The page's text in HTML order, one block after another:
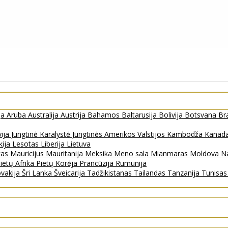
Aruba Australija Austrija Bahamos Baltarusija Bolivija Botsvana
Jungtinė Karalystė Jungtinės Amerikos Valstijos Kambodža
Lesotas Liberija Lietuva
Mauricijus Mauritanija Meksika Meno sala Mianmaras Moldova
Afrika Pietų Korėja Prancūzija Rumunija
Šri Lanka Šveicarija Tadžikistanas Tailandas Tanzanija